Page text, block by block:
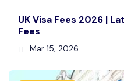
UK Visa Fees 2026 |
Fees
Mar 15, 2026